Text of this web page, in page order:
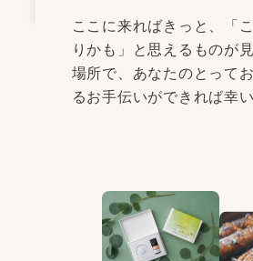
ここに来ればきっと、「
りかも」と思えるものが
場所で、あなたのとって
るお手伝いができれば幸い